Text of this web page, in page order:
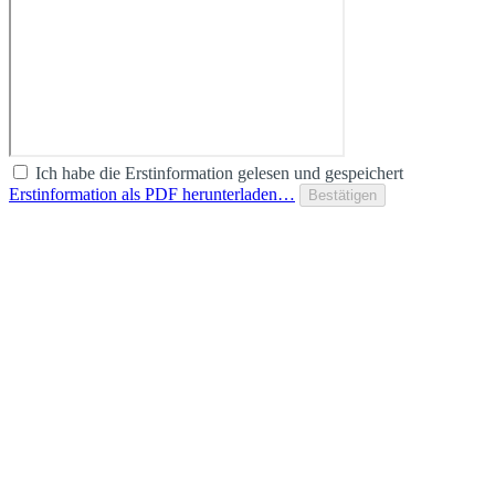
Ich habe die Erstinformation gelesen und gespeichert
Erstinformation als PDF herunterladen…
Bestätigen